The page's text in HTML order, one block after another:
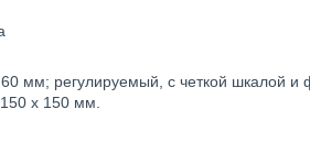
мм; регулируемый, с четкой шкалой и
х 150 мм.